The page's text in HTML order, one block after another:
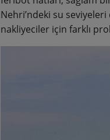
Nehri’ndeki su
nakliyeciler için farklı